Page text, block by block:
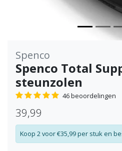
Spenco
Spenco Total
steunzolen
46 beoordelingen
39,99
Koop 2 voor €35,99 per stuk en